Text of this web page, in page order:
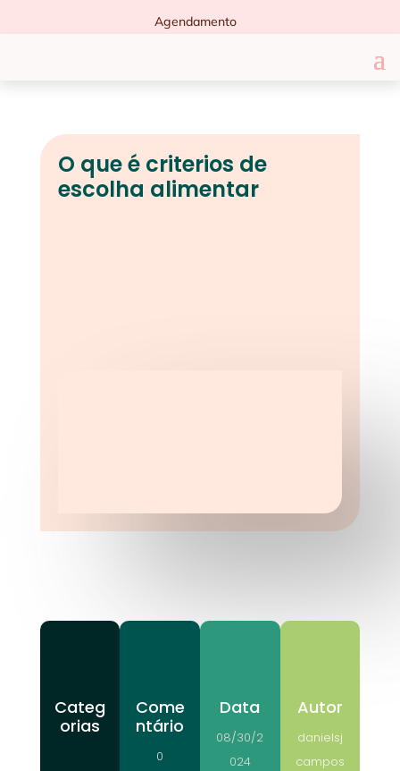
Agendamento
O que é criterios de
escolha alimentar
Categ
orias
Come
ntário
0
Data
08/30/2
024
Autor
danielsj
campos